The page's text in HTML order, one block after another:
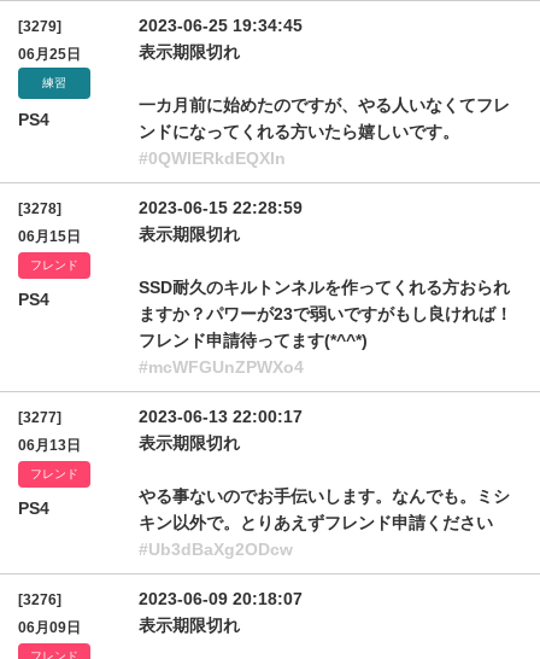
[3279]
06月25日
練習
PS4
2023-06-25 19:34:45
表示期限切れ
一カ月前に始めたのですが、やる人いなくてフレ
ンドになってくれる方いたら嬉しいです。
#0QWlERkdEQXln
[3278]
06月15日
フレンド
PS4
2023-06-15 22:28:59
表示期限切れ
SSD耐久のキルトンネルを作ってくれる方おられ
ますか？パワーが23で弱いですがもし良ければ！
フレンド申請待ってます(*^^*)
#mcWFGUnZPWXo4
[3277]
06月13日
フレンド
PS4
2023-06-13 22:00:17
表示期限切れ
やる事ないのでお手伝いします。なんでも。ミシ
キン以外で。とりあえずフレンド申請ください
#Ub3dBaXg2ODcw
[3276]
06月09日
フレンド
2023-06-09 20:18:07
表示期限切れ